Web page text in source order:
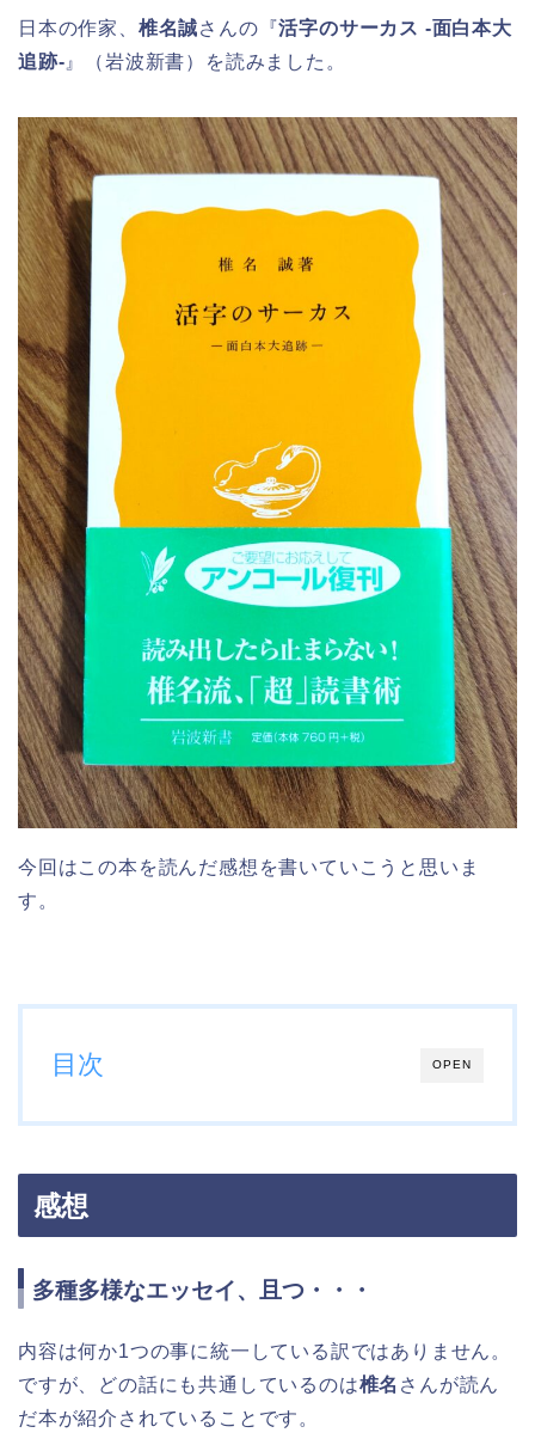
日本の作家、 椎名誠さんの『活字のサーカス -面白本大
追跡- 』（岩波新書）を読みました。
今回はこの本を読んだ感想を書いていこうと思いま
す。
OPEN
目次
感想
多種多様なエッセイ、且つ・・・
内容は何か1つの事に統一している訳ではありません。
ですが、どの話にも共通しているのは椎名 さんが読ん
だ本が紹介されていることです。